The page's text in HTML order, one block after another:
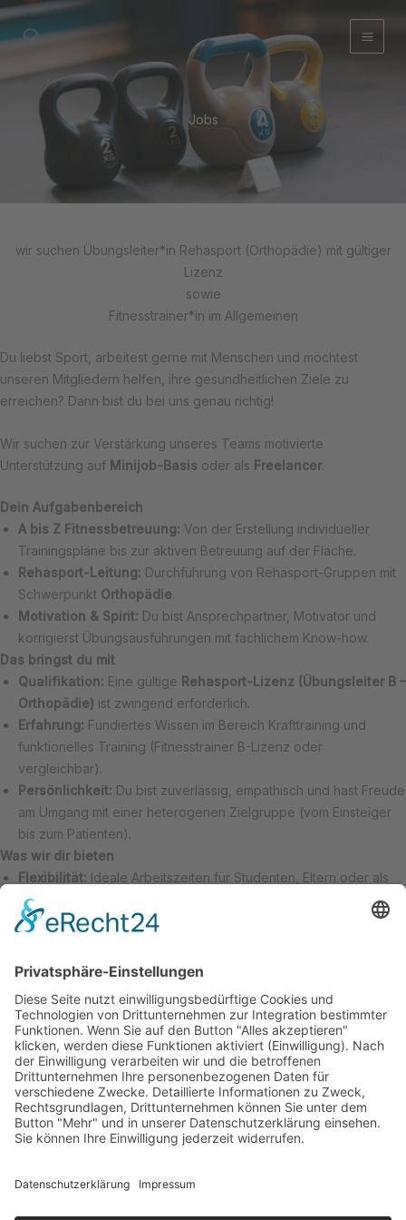
Zum
Inhalt
Jobs
wir suchen Übungsleiter*in Rehasport (Orthopädie) mit gültiger
Lizenz
sowie
Fitnesstrainer*in im Allgemeinen
Du liebst Sport, arbeitest gerne mit Menschen und möchtest
unseren Mitgliedern helfen, ihre gesundheitlichen Ziele zu
erreichen? Dann bist du bei uns genau richtig!
Wir suchen zur Verstärkung unseres Teams motivierte
Unterstützung auf Minijob-Basis oder als Freelancer.
Dein Aufgabenbereich
A bis Z Fitnessbetreuung: Von der Erstellung individueller
Trainingspläne bis zur aktiven Betreuung auf der Fläche.
Rehasport-Leitung: Durchführung von Rehasport-Gruppen mit
Schwerpunkt Orthopädie.
Motivation & Spirit: Du bist Ansprechpartner, Motivator und
korrigierst Übungsausführungen mit fachlichem Know-how.
Das bringst du mit
Qualifikation: Eine gültige Rehasport-Lizenz (Übungsleiter B –
Orthopädie) ist zwingend erforderlich.
Erfahrung: Fundiertes Wissen im Bereich Krafttraining und
funktionelles Training (Fitnesstrainer B-Lizenz oder
vergleichbar).
Persönlichkeit: Du bist zuverlässig, empathisch und hast Freude
am Umgang mit einer heterogenen Zielgruppe (vom Einsteiger
bis zum Patienten).
Was wir dir bieten
Flexibilität: Ideale Arbeitszeiten für Studenten, Eltern oder als
Nebenverdienst.
Atmosphäre:Ein herzliches Team und eine moderne
Faire Vergütung:
Attraktive Konditionen je nach Erfahrung und
Kontakt